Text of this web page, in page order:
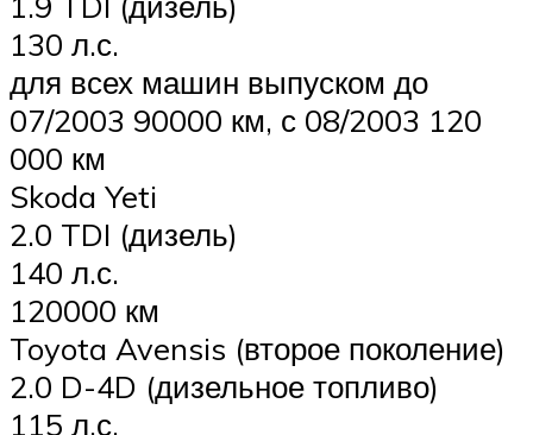
130 л.с.
для всех машин выпуском до
07/2003 90000 км, с 08/2003 120
000 км
Skoda Yeti
2.0 TDI (дизель)
140 л.с.
120000 км
Toyota Avensis (второе поколение)
2.0 D-4D (дизельное топливо)
115 л.с.